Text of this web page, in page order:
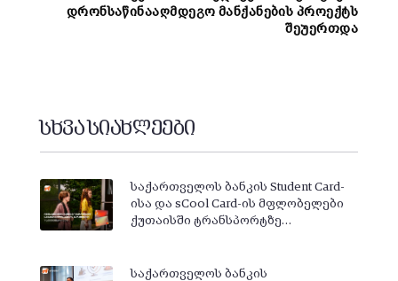
დრონსაწინააღმდეგო მანქანების პროექტს
შეუერთდა
სხვა სიახლეები
საქართველოს ბანკის Student Card-
ისა და sCool Card-ის მფლობელები
ქუთაისში ტრანსპორტზე…
საქართველოს ბანკის